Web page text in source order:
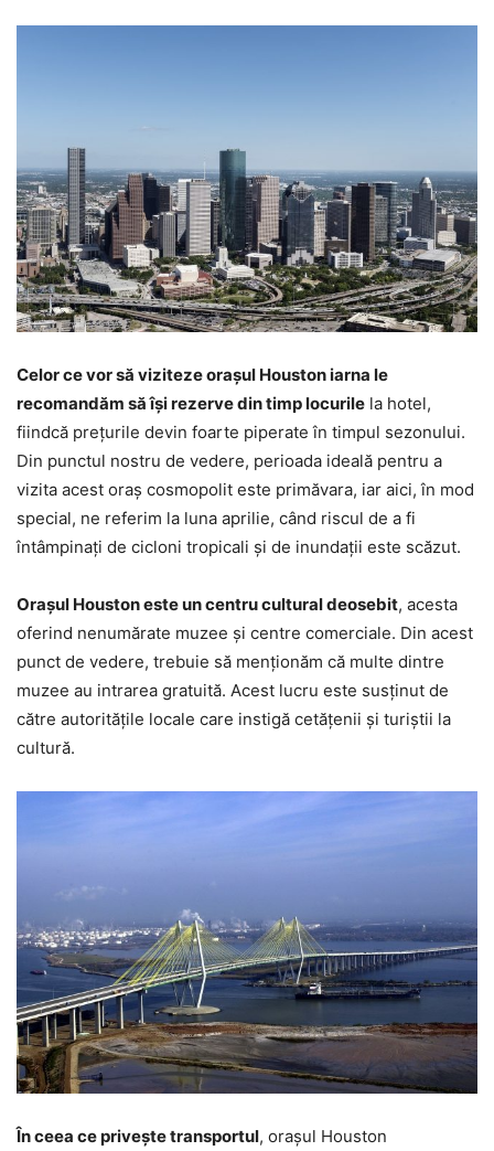
Celor ce vor să viziteze orașul Houston iarna le
recomandăm să își rezerve din timp locurile la hotel,
fiindcă prețurile devin foarte piperate în timpul sezonului.
Din punctul nostru de vedere, perioada ideală pentru a
vizita acest oraș cosmopolit este primăvara, iar aici, în mod
special, ne referim la luna aprilie, când riscul de a fi
întâmpinați de cicloni tropicali și de inundații este scăzut.
Orașul Houston este un centru cultural deosebit, acesta
oferind nenumărate muzee și centre comerciale. Din acest
punct de vedere, trebuie să menționăm că multe dintre
muzee au intrarea gratuită. Acest lucru este susținut de
către autoritățile locale care instigă cetățenii și turiștii la
cultură.
În ceea ce privește transportul, orașul Houston